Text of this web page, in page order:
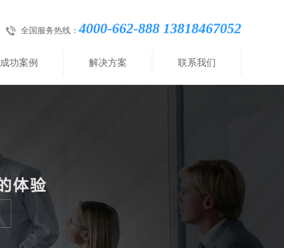
全国服务热线：4000-662-888 13818467052
成功案例 解决方案 联系我们